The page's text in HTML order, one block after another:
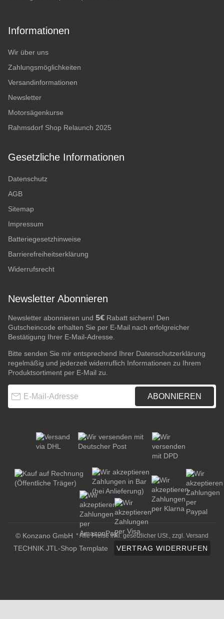
Informationen
Wir über uns
Zahlungsmöglichkeiten
Versandinformationen
Newsletter
Motorsägenkurse
Rahmsdorf Shop Relaunch 2025
Gesetzliche Informationen
Datenschutz
AGB
Sitemap
Impressum
Batteriegesetzhinweise
Barrierefreiheitserklärung
Widerrufsrecht
Newsletter Abonnieren
Newsletter abonnieren und 5€ Rabatt sichern! Den
Gutscheincode erhalten Sie per E-Mail nach erfolgreicher
Bestätigung Ihrer E-Mail-Adresse.
Bitte senden Sie mir entsprechend Ihrer Datenschutzerklärung
regelmäßig und jederzeit widerruflich Informationen zu Ihrem
Produktsortiment per E-Mail zu.
ABONNIEREN
© Konzano GmbH * Alle Preise inkl. gesetzlicher USt., zzgl. Versand
TECHNIK JTL-Shop Template VERTRAG WIDERRUFEN